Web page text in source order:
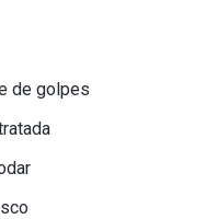
de golpes